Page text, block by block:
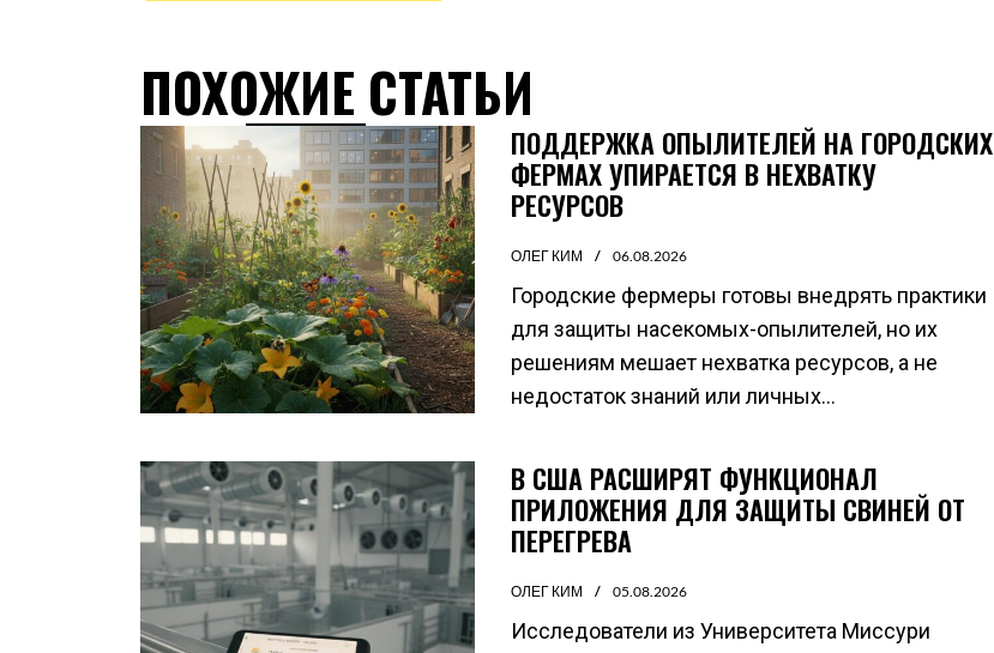
ПОХОЖИЕ СТАТЬИ
ПОДДЕРЖКА ОПЫЛИТЕЛЕЙ НА ГОРОДСКИХ
ФЕРМАХ УПИРАЕТСЯ В НЕХВАТКУ
РЕСУРСОВ
ОЛЕГ КИМ 06.08.2026
Городские фермеры готовы внедрять практики
для защиты насекомых-опылителей, но их
решениям мешает нехватка ресурсов, а не
недостаток знаний или личных...
В США РАСШИРЯТ ФУНКЦИОНАЛ
ПРИЛОЖЕНИЯ ДЛЯ ЗАЩИТЫ СВИНЕЙ ОТ
ПЕРЕГРЕВА
ОЛЕГ КИМ 05.08.2026
Исследователи из Университета Миссури